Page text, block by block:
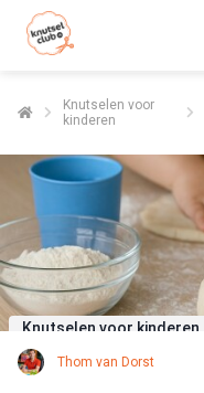
Knutselen voor
kinderen
Knutselen voor kinderen
Thom van Dorst